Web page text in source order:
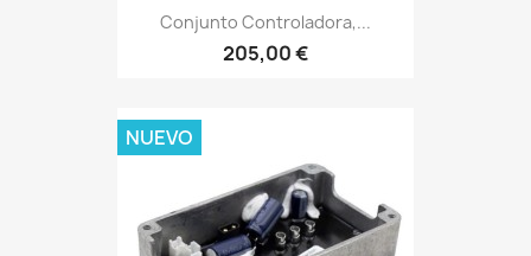
Conjunto Controladora,...
205,00 €
NUEVO